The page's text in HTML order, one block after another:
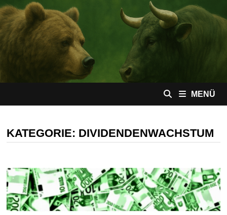
Zum
Inhalt
springen
MENÜ
KATEGORIE: DIVIDENDENWACHSTUM